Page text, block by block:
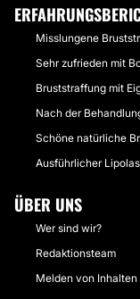
Misslungene
Sehr zufrieden mit
Bruststraffung mit
Nach der
Schöne natürliche
Ausführlicher
ÜBER UNS
Wer sind wir?
Redaktionsteam
Melden von Inhalten